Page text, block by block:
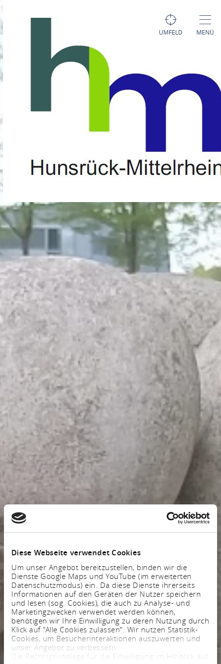
Diese Webseite verwendet Cookies
Um unser Angebot bereitzustellen, binden wir die
Dienste Google Maps und YouTube (im erweiterten
Datenschutzmodus) ein. Da diese Dienste ihrerseits
Informationen auf den Geräten der Nutzer speichern
und lesen (sog. Cookies), die auch zu Analyse- und
Marketingzwecken verwendet werden können,
benötigen wir Ihre Einwilligung zu deren Nutzung durch
Klick auf "Alle Cookies zulassen". Wir nutzen Statistik-
Cookies, um Besucherinteraktionen auszuwerten und
unser Angebot zu verbessern.
Die Rechtsgrundlage für die Einwilligung im HInblick auf
UMFELD MENÜ